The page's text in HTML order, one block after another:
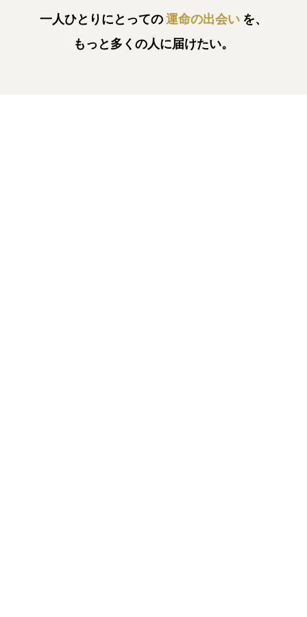
一人ひとりにとっての運命の出会い を、
もっと多くの人に届けたい。